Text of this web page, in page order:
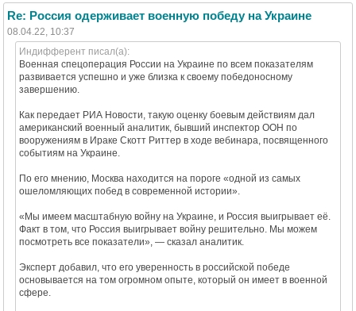
Re: Россия одерживает военную победу на Украине
08.04.22, 10:37
Индифферент писал(а):
Военная спецоперация России на Украине по всем показателям
развивается успешно и уже близка к своему победоносному
завершению.
Как передает РИА Новости, такую оценку боевым действиям дал
американский военный аналитик, бывший инспектор ООН по
вооружениям в Ираке Скотт Риттер в ходе вебинара, посвященного
событиям на Украине.
По его мнению, Москва находится на пороге «одной из самых
ошеломляющих побед в современной истории».
«Мы имеем масштабную войну на Украине, и Россия выигрывает её.
Факт в том, что Россия выигрывает войну решительно. Мы можем
посмотреть все показатели», — сказал аналитик.
Эксперт добавил, что его уверенность в российской победе
основывается на том огромном опыте, который он имеет в военной
сфере.